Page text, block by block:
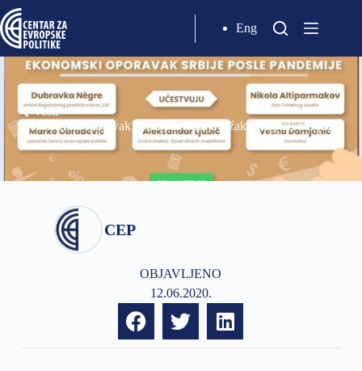
Eng
Vesti
Ekonomski oporavak posle pandemije težak i dug, ali moguć
CEP
OBJAVLJENO
12.06.2020.